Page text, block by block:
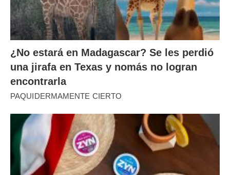
¿No estará en Madagascar? Se les perdió
una jirafa en Texas y nomás no logran
encontrarla
PAQUIDERMAMENTE CIERTO